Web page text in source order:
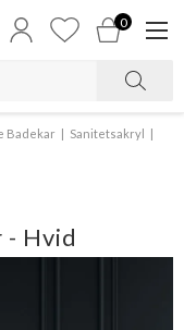
0
Badekar
Sanitetsakryl
Hvid